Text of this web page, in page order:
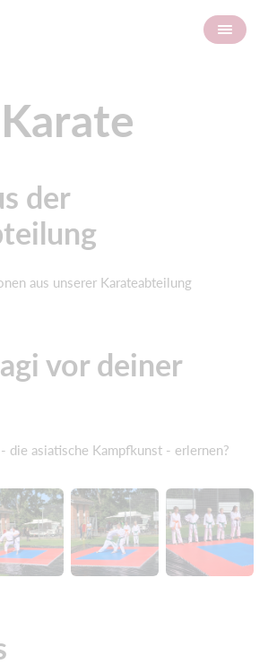
Karate
der
aus unserer Karateabteilung
vor deiner
die asiatische Kampfkunst - erlernen?